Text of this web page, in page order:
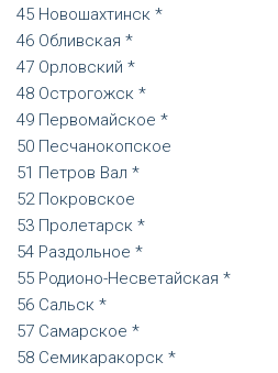
Новошахтинск *
Обливская *
Орловский *
Острогожск *
Первомайское *
Песчанокопское
Петров Вал *
Покровское
Пролетарск *
Раздольное *
Родионо-Несветайская *
Сальск *
Самарское *
Семикаракорск *